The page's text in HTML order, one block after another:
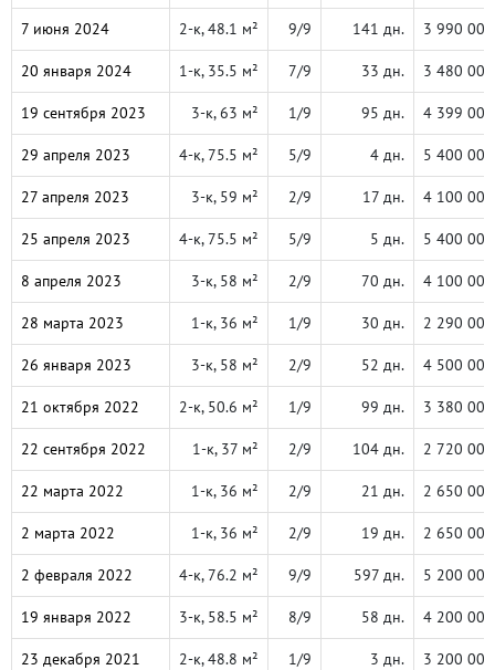
7 июня 2024 2-к, 48.1 м² 9/9 141 дн. 3 990 000
20 января 2024 1-к, 35.5 м² 7/9 33 дн. 3 480 000
19 сентября 2023 3-к, 63 м² 1/9 95 дн. 4 399 000
29 апреля 2023 4-к, 75.5 м² 5/9 4 дн. 5 400 000
27 апреля 2023 3-к, 59 м² 2/9 17 дн. 4 100 000
25 апреля 2023 4-к, 75.5 м² 5/9 5 дн. 5 400 000
8 апреля 2023 3-к, 58 м² 2/9 70 дн. 4 100 000
28 марта 2023 1-к, 36 м² 1/9 30 дн. 2 290 000
26 января 2023 3-к, 58 м² 2/9 52 дн. 4 500 000
21 октября 2022 2-к, 50.6 м² 1/9 99 дн. 3 380 000
22 сентября 2022 1-к, 37 м² 2/9 104 дн. 2 720 000
22 марта 2022 1-к, 36 м² 2/9 21 дн. 2 650 000
2 марта 2022 1-к, 36 м² 2/9 19 дн. 2 650 000
2 февраля 2022 4-к, 76.2 м² 9/9 597 дн. 5 200 000
19 января 2022 3-к, 58.5 м² 8/9 58 дн. 4 200 000
23 декабря 2021 2-к, 48.8 м² 1/9 3 дн. 3 200 000